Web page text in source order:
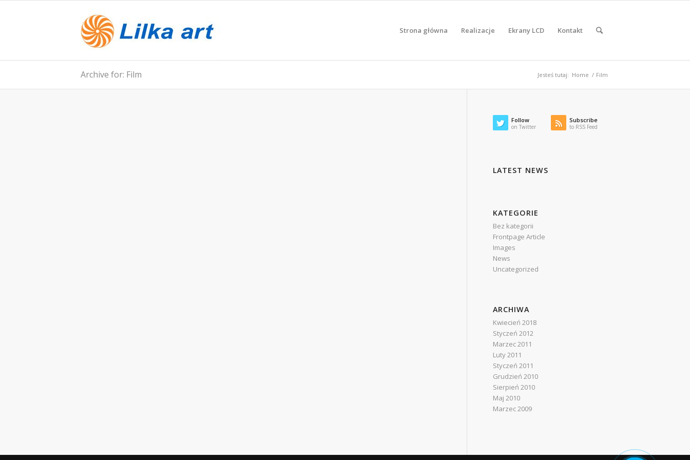
Strona główna Realizacje Ekrany LCD Kontakt
Archive for: Film Jesteś tutaj: Home / Film
Follow
on Twitter
Subscribe
to RSS Feed
LATEST NEWS
KATEGORIE
Bez kategorii
Frontpage Article
Images
News
Uncategorized
ARCHIWA
Kwiecień 2018
Styczeń 2012
Marzec 2011
Luty 2011
Styczeń 2011
Grudzień 2010
Sierpień 2010
Maj 2010
Marzec 2009